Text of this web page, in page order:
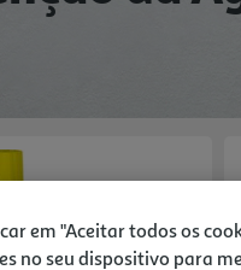
em "Aceitar todos os
no seu dispositivo para